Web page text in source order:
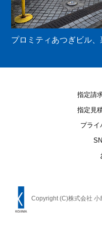
プロミティあつぎビル
指定請
指定見
プライ
Copyright (C)株式会社